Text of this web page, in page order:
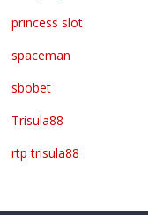
princess slot
spaceman
sbobet
Trisula88
rtp trisula88